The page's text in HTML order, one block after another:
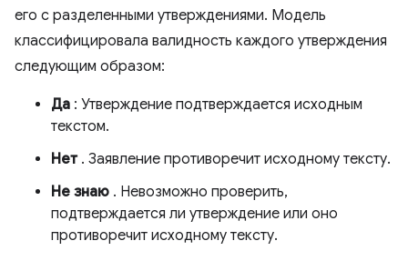
его с разделенными утверждениями. Модель
классифицировала валидность каждого утверждения
следующим образом:
Да : Утверждение подтверждается исходным
текстом.
Нет. Заявление противоречит исходному тексту.
Не знаю . Невозможно проверить,
подтверждается ли утверждение или оно
противоречит исходному тексту.